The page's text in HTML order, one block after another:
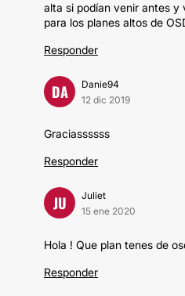
alta si podían venir antes y
para los planes altos de
Responder
DA
Danie94
12 dic 2019
Graciassssss
Responder
JU
Juliet
15 ene 2020
Hola ! Que plan tenes de
Responder